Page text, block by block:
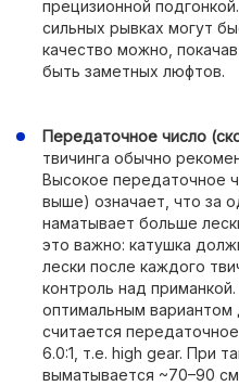
прецизионной
сильных рывках могут
качество можно,
быть заметных люфтов.
Передаточное число
твичинга обычно
Высокое передаточное
выше) означает, что за
наматывает больше
это важно: катушка
лески после каждого
контроль над
оптимальным вариантом
считается
6.0:1, т.е. high gear. При
выматывается ~70–90